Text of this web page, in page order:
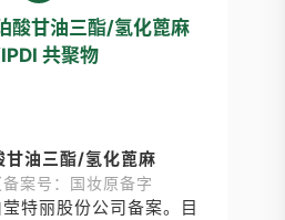
酸甘油三酯/氢化蓖麻
IPDI 共聚物
油三酯/氢化蓖麻
备案号：国妆原备字
莹特丽股份公司备案。目